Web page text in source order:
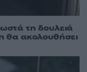
τη δουλειά
θα ακολουθήσει